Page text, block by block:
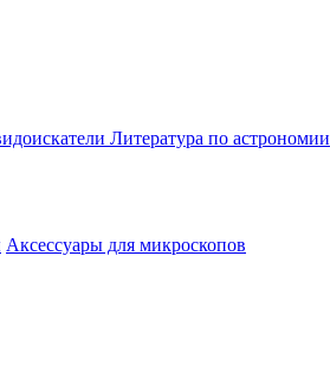
Литература по астрономии
Аксессуары для микроскопов